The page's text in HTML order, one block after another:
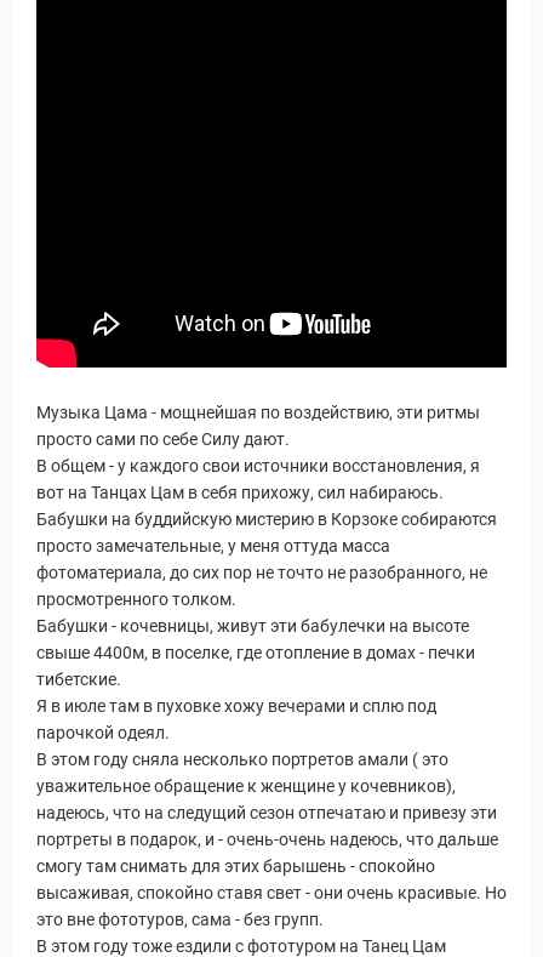
Музыка Цама - мощнейшая по воздействию, эти ритмы
просто сами по себе Силу дают.
В общем - у каждого свои источники восстановления, я
вот на Танцах Цам в себя прихожу, сил набираюсь.
Бабушки на буддийскую мистерию в Корзоке собираются
просто замечательные, у меня оттуда масса
фотоматериала, до сих пор не точто не разобранного, не
просмотренного толком.
Бабушки - кочевницы, живут эти бабулечки на высоте
свыше 4400м, в поселке, где отопление в домах - печки
тибетские.
Я в июле там в пуховке хожу вечерами и сплю под
парочкой одеял.
В этом году сняла несколько портретов амали ( это
уважительное обращение к женщине у кочевников),
надеюсь, что на следущий сезон отпечатаю и привезу эти
портреты в подарок, и - очень-очень надеюсь, что дальше
смогу там снимать для этих барышень - спокойно
высаживая, спокойно ставя свет - они очень красивые. Но
это вне фототуров, сама - без групп.
В этом году тоже ездили с фототуром на Танец Цам